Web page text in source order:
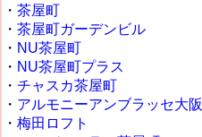
・ 茶屋町
・ 茶屋町ガーデンビル
・ NU茶屋町
・ NU茶屋町プラス
・ チャスカ茶屋町
・ アルモニーアンブラッセ大阪
・ 梅田ロフト